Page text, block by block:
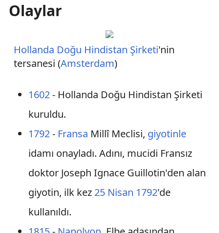
Olaylar
Hollanda Doğu Hindistan Şirketi'nin
tersanesi (Amsterdam)
1602- Hollanda Doğu Hindistan Şirketi
kuruldu.
1792- Fransa Millî Meclisi, giyotinle
idamı onayladı. Adını, mucidi Fransız
doktor Joseph Ignace Guillotin'den alan
giyotin, ilk kez 25 Nisan 1792'de
kullanıldı.